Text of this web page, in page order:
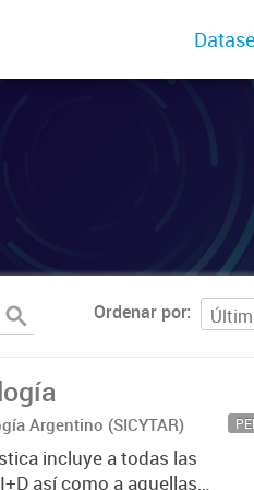
Ordenar por
Argentino (SICYTAR)
incluye a todas las
así como a aquellas